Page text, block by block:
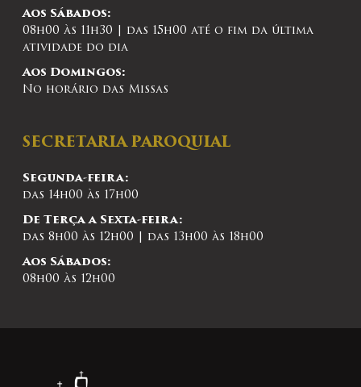
Aos Sábados:
08h00 às 11h30 | das 15h00 até o fim da última
atividade do dia
Aos Domingos:
No horário das Missas
SECRETARIA PAROQUIAL
Segunda-feira:
das 14h00 às 17h00
De Terça a Sexta-feira:
das 8h00 às 12h00 | das 13h00 às 18h00
Aos Sábados:
08h00 às 12h00